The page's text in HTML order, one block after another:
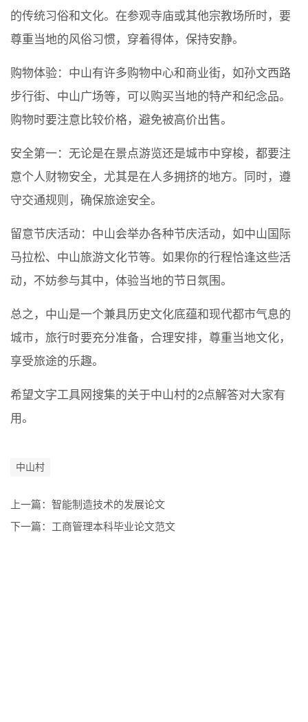
的传统习俗和文化。在参观寺庙或其他宗教场所时，要
尊重当地的风俗习惯，穿着得体，保持安静。
购物体验：中山有许多购物中心和商业街，如孙文西路
步行街、中山广场等，可以购买当地的特产和纪念品。
购物时要注意比较价格，避免被高价出售。
安全第一：无论是在景点游览还是城市中穿梭，都要注
意个人财物安全，尤其是在人多拥挤的地方。同时，遵
守交通规则，确保旅途安全。
留意节庆活动：中山会举办各种节庆活动，如中山国际
马拉松、中山旅游文化节等。如果你的行程恰逢这些活
动，不妨参与其中，体验当地的节日氛围。
总之，中山是一个兼具历史文化底蕴和现代都市气息的
城市，旅行时要充分准备，合理安排，尊重当地文化，
享受旅途的乐趣。
希望文字工具网搜集的关于中山村的2点解答对大家有
用。
中山村
上一篇： 智能制造技术的发展论文
下一篇： 工商管理本科毕业论文范文